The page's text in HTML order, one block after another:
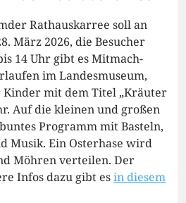
Rathauskarree soll an
März 2026, die Besucher
14 Uhr gibt es Mitmach-
im Landesmuseum,
mit dem Titel „Kräuter
Auf die kleinen und großen
Programm mit Basteln,
Musik. Ein Osterhase wird
Möhren verteilen. Der
Infos dazu gibt esin diesem